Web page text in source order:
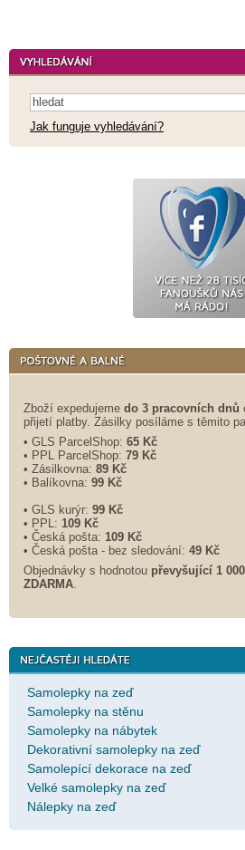
Jak funguje vyhledávání?
Zboží expedujeme do 3 pracovních dnů
přijetí platby. Zásilky posíláme s těmito
• GLS ParcelShop: 65 Kč
• PPL ParcelShop: 79 Kč
• Zásilkovna: 89 Kč
• Balíkovna: 99 Kč
• GLS kurýr: 99 Kč
• PPL: 109 Kč
• Česká pošta: 109 Kč
• Česká pošta - bez sledování: 49 Kč
Objednávky s hodnotou převyšující 1
ZDARMA.
Samolepky na zeď
Samolepky na stěnu
Samolepky na nábytek
Dekorativní samolepky na zeď
Samolepící dekorace na zeď
Velké samolepky na zeď
Nálepky na zeď